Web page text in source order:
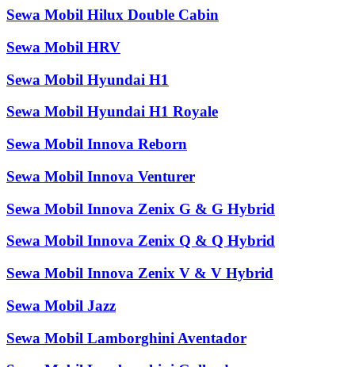
Sewa Mobil Hilux Double Cabin
Sewa Mobil HRV
Sewa Mobil Hyundai H1
Sewa Mobil Hyundai H1 Royale
Sewa Mobil Innova Reborn
Sewa Mobil Innova Venturer
Sewa Mobil Innova Zenix G & G Hybrid
Sewa Mobil Innova Zenix Q & Q Hybrid
Sewa Mobil Innova Zenix V & V Hybrid
Sewa Mobil Jazz
Sewa Mobil Lamborghini Aventador